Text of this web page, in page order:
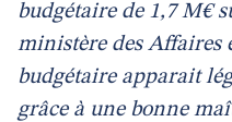
budgétaire de 1,7 M€
ministère des Affaires
budgétaire apparait
grâce à une bonne